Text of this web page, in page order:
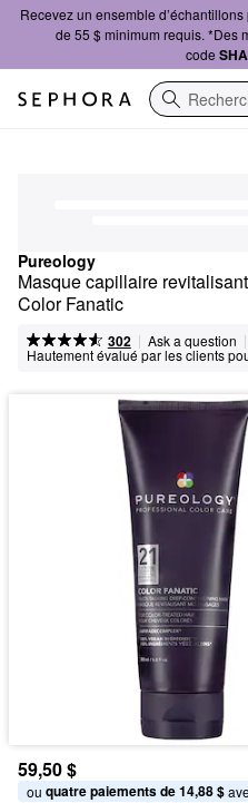
Recevez un ensemble
de 55 $ minimum requis. *Des
code
Recherche
Pureology
Masque capillaire
Color Fanatic
302 | Ask a question |
Hautement évalué par les clients
59,50 $
ou quatre paiements de 14,88 $